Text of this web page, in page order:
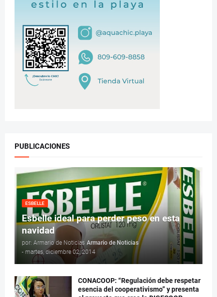
PUBLICACIONES
ESBELLE
Esbelle ideal para perder peso en esta
navidad
por: Armario de Noticias Armario de Noticias
- martes, diciembre 02, 2014
CONACOOP: “Regulación debe respetar
esencia del cooperativismo” y presenta